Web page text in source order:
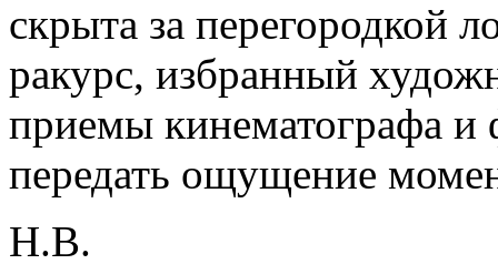
скрыта за перегородкой
ракурс, избранный
приемы кинематографа и
передать ощущение
Н.В.